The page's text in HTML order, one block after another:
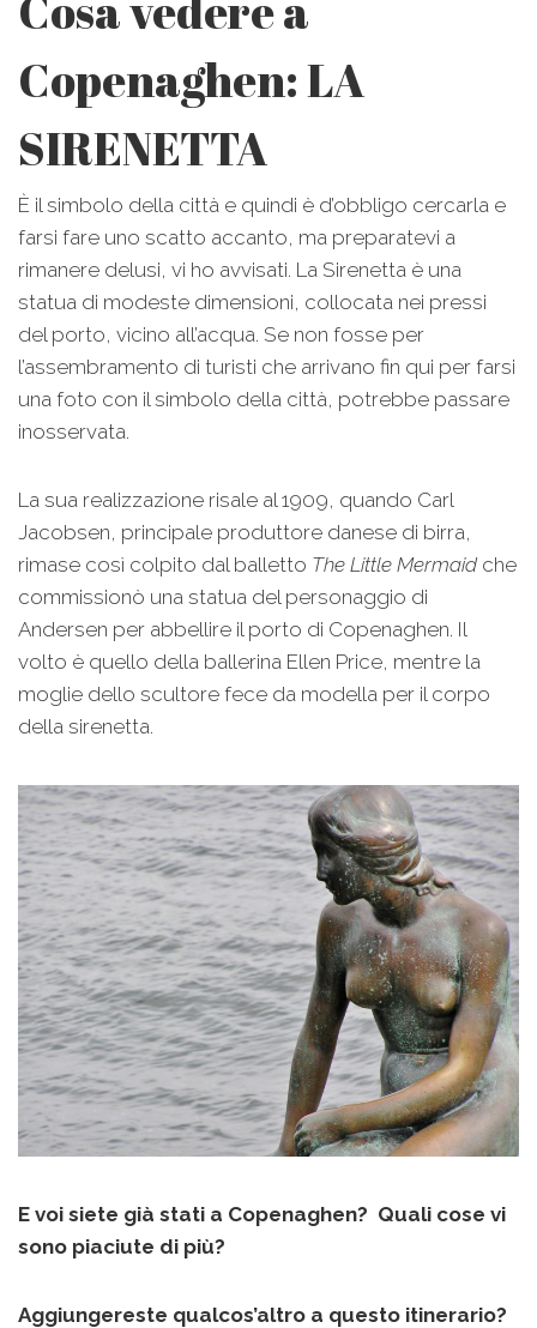
Copenaghen: LA
SIRENETTA
È il simbolo della città e quindi è d’obbligo cercarla e
farsi fare uno scatto accanto, ma preparatevi a
rimanere delusi, vi ho avvisati. La Sirenetta è una
statua di modeste dimensioni, collocata nei pressi
del porto, vicino all’acqua. Se non fosse per
l’assembramento di turisti che arrivano fin qui per farsi
una foto con il simbolo della città, potrebbe passare
inosservata.
La sua realizzazione risale al 1909, quando Carl
Jacobsen, principale produttore danese di birra,
rimase così colpito dal balletto The Little Mermaidche
commissionò una statua del personaggio di
Andersen per abbellire il porto di Copenaghen. Il
volto è quello della ballerina Ellen Price, mentre la
moglie dello scultore fece da modella per il corpo
della sirenetta.
E voi siete già stati a Copenaghen? Quali cose vi
sono piaciute di più?
Aggiungereste qualcos’altro a questo itinerario?